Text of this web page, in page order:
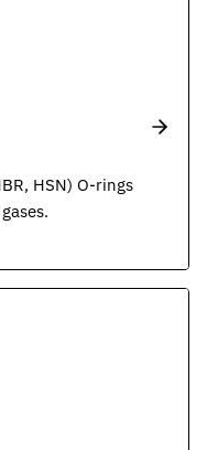
HSN) O-rings